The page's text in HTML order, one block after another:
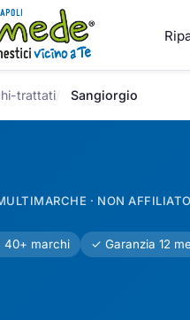
trattati Sangiorgio
· NON
40+ marchi ✓ Garanzia 12